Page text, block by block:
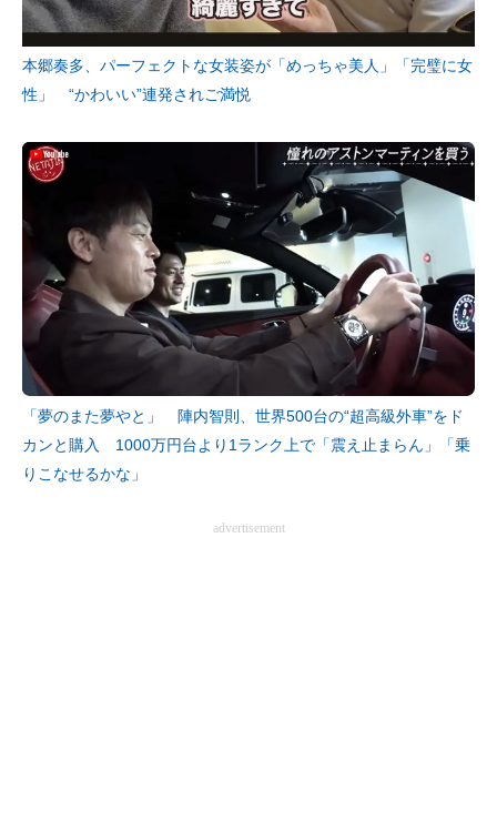
本郷奏多、パーフェクトな女装姿が「めっちゃ美人」「完璧に女
性」 “かわいい”連発されご満悦
「夢のまた夢やと」 陣内智則、世界500台の“超高級外車”をド
カンと購入 1000万円台より1ランク上で「震え止まらん」「乗
りこなせるかな」
advertisement